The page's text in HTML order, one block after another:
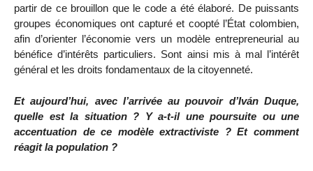
partir de ce brouillon que le code a été élaboré. De puissants
groupes économiques ont capturé et coopté l’État colombien,
afin d’orienter l’économie vers un modèle entrepreneurial au
bénéfice d’intérêts particuliers. Sont ainsi mis à mal l’intérêt
général et les droits fondamentaux de la citoyenneté.
Et aujourd’hui, avec l’arrivée au pouvoir d’Iván Duque,
quelle est la situation ? Y a-t-il une poursuite ou une
accentuation de ce modèle extractiviste ? Et comment
réagit la population ?